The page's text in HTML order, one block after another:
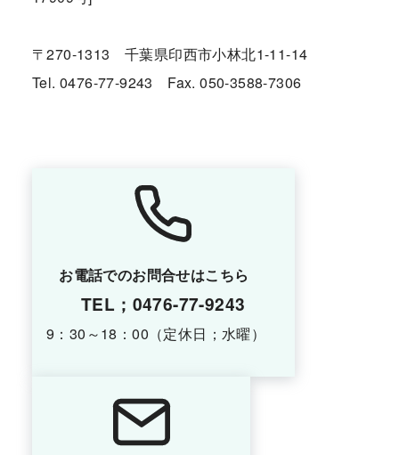
〒270-1313 千葉県印西市小林北1-11-14
Tel. 0476-77-9243 Fax. 050-3588-7306
お電話でのお問合せはこちら
TEL；0476-77-9243
9：30～18：00（定休日；水曜）